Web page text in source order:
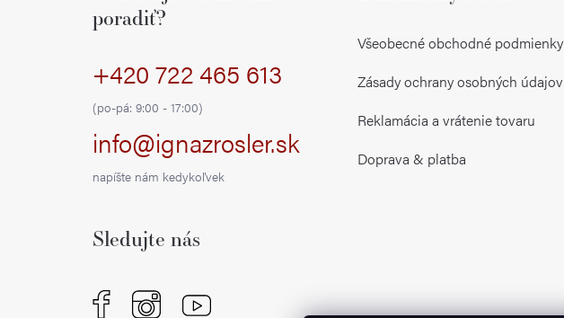
poradiť?
+420 722 465 613
(po-pá: 9:00 - 17:00)
info@ignazrosler.sk
napíšte nám kedykoľvek
Sledujte nás
Všeobecné obchodné podmienky
Zásady ochrany osobných údajov
Reklamácia a vrátenie tovaru
Doprava & platba